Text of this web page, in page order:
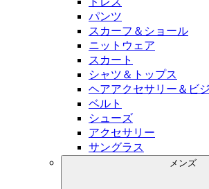
パンツ
スカーフ＆ショール
ニットウェア
スカート
シャツ＆トップス
ヘアアクセサリー＆ビ
ベルト
シューズ
アクセサリー
サングラス
メンズ